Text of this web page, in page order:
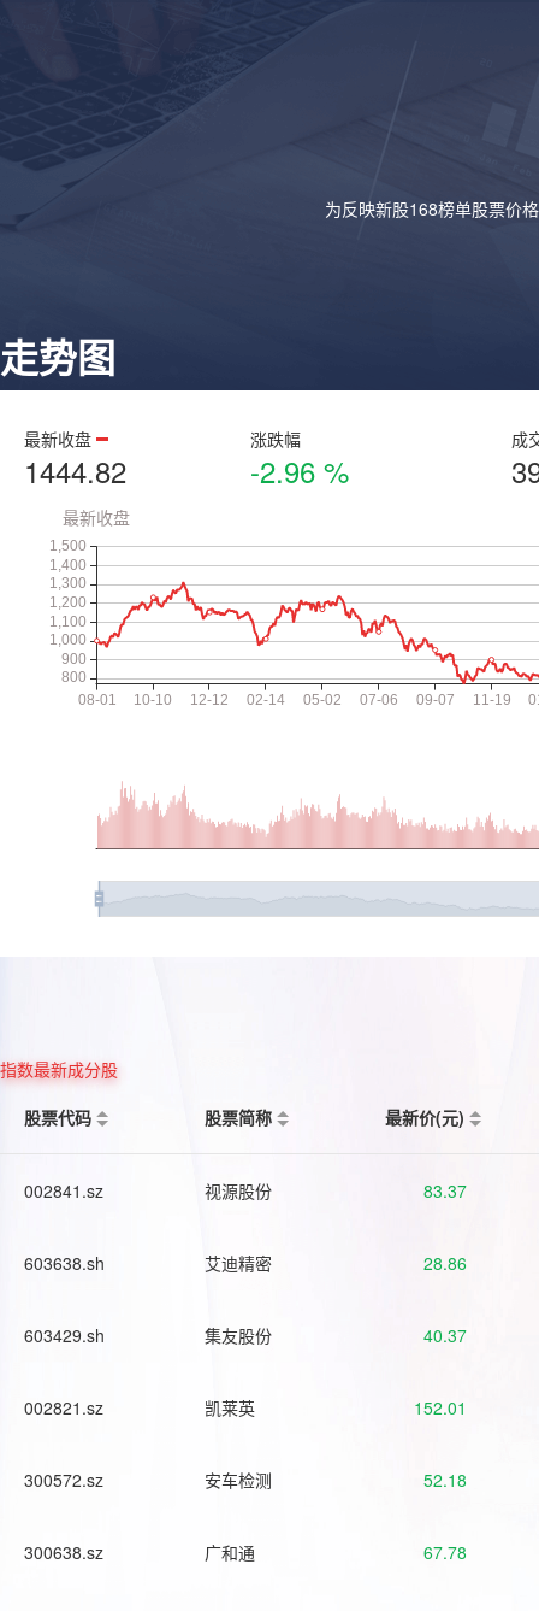
为反映新股168榜单股票价
走势图
最新收盘
1444.82
涨跌幅
-2.96 %
成
指数最新成分股
股票代码
股票简称 最新价(元)
002841.sz 视源股份 83.37
603638.sh 艾迪精密 28.86
603429.sh 集友股份 40.37
002821.sz 凯莱英 152.01
300572.sz 安车检测 52.18
300638.sz 广和通 67.78